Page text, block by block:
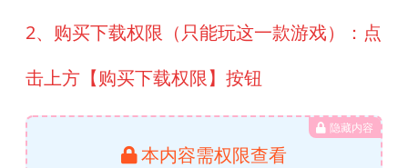
2、购买下载权限（只能玩这一款游戏）：点
击上方【购买下载权限】按钮
隐藏内容
本内容需权限查看